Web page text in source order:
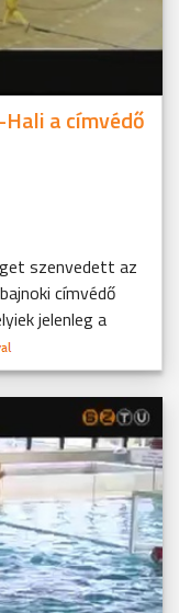
a címvédő
szenvedett az
címvédő
jelenleg a